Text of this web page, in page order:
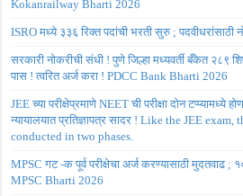
Kokanrailway Bharti 2026
ISRO मध्ये ३३६ रिक्त पदांची भरती सुरु ;
सरकारी नोकरीची संधी ! पुणे जिल्हा मध्यवर्ती बँकेत २८९
पास ! त्वरित अर्ज करा ! PDCC Bank Bharti 2026
JEE च्या परीक्षेप्रमाणे NEET ची परीक्षा दोन टप्प्यामध्ये
न्यायालयात प्रतिज्ञापत्र सादर ! Like the JEE
conducted in two phases.
MPSC गट -क पूर्व परीक्षेचा अर्ज करण्यासाठी मुदतवाढ
MPSC Bharti 2026